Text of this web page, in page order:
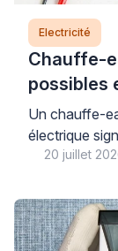
Electricité
Chauffe-
possibles
Un chauffe-
électrique
sécurité
dans le
fréquente,
identifier la
20 juillet